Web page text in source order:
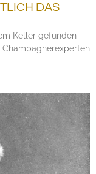
DAS
Keller gefunden